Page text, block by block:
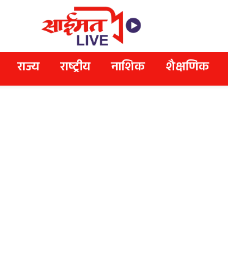
राज्य राष्ट्रीय नाशिक शैक्षणिक